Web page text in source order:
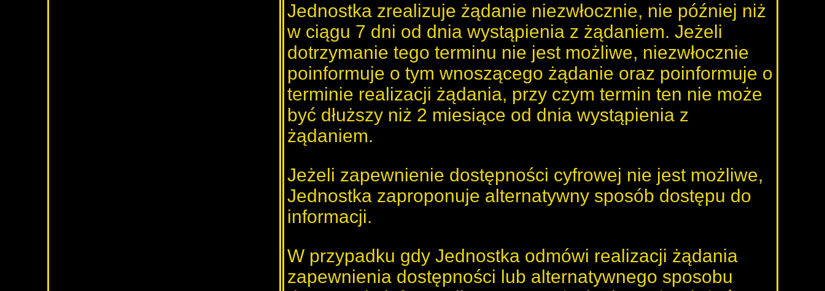
Jednostka zrealizuje żądanie niezwłocznie, nie później niż
w ciągu 7 dni od dnia wystąpienia z żądaniem. Jeżeli
dotrzymanie tego terminu nie jest możliwe, niezwłocznie
poinformuje o tym wnoszącego żądanie oraz poinformuje o
terminie realizacji żądania, przy czym termin ten nie może
być dłuższy niż 2 miesiące od dnia wystąpienia z
żądaniem.
Jeżeli zapewnienie dostępności cyfrowej nie jest możliwe,
Jednostka zaproponuje alternatywny sposób dostępu do
informacji.
W przypadku gdy Jednostka odmówi realizacji żądania
zapewnienia dostępności lub alternatywnego sposobu